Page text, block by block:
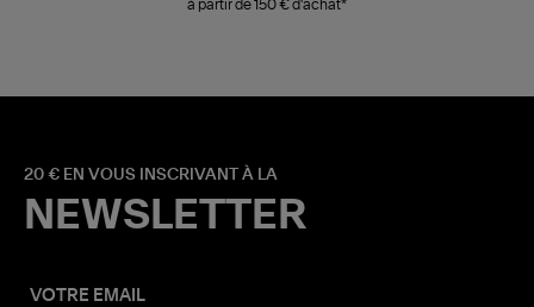
à partir de 150 € d'achat*
20 € EN VOUS INSCRIVANT À LA
NEWSLETTER